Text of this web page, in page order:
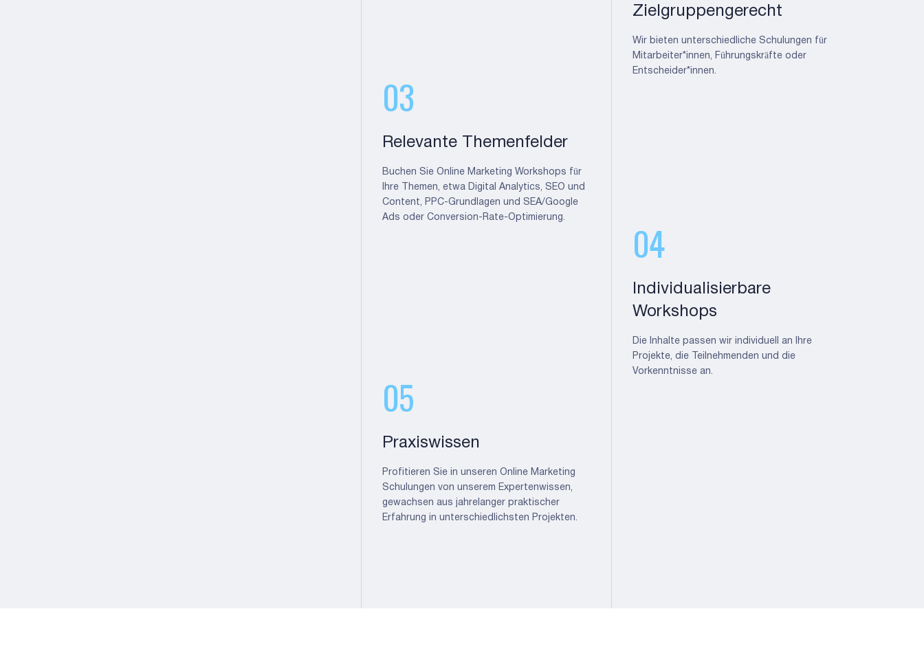
Zielgruppengerecht
Wir bieten unterschiedliche Schulungen für
Mitarbeiter*innen, Führungskräfte oder
Entscheider*innen.
03
Relevante Themenfelder
Buchen Sie Online Marketing Workshops für
Ihre Themen, etwa Digital Analytics, SEO und
Content, PPC-Grundlagen und SEA/Google
Ads oder Conversion-Rate-Optimierung.
04
Individualisierbare
Workshops
Die Inhalte passen wir individuell an Ihre
Projekte, die Teilnehmenden und die
Vorkenntnisse an.
05
Praxiswissen
Profitieren Sie in unseren Online Marketing
Schulungen von unserem Expertenwissen,
gewachsen aus jahrelanger praktischer
Erfahrung in unterschiedlichsten Projekten.